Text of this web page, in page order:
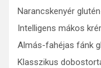
Narancskenyér
Intelligens mákos
Almás-fahéjas fánk
Klasszikus